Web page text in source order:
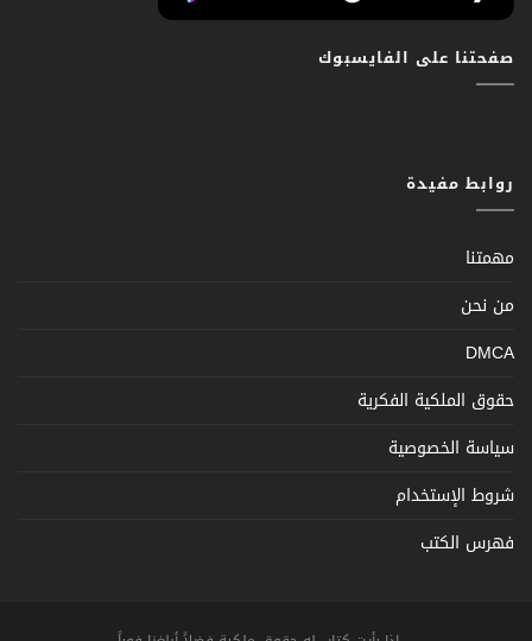
صفحتنا على الفايسبوك
روابط مفيدة
مهمتنا
من نحن
DMCA
حقوق الملكية الفكرية
سياسة الخصوصية
شروط الإستخدام
فهرس الكتب